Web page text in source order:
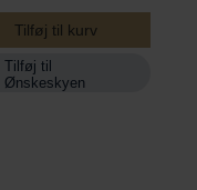
Tilføj til kurv
Tilføj til
Ønskeskyen